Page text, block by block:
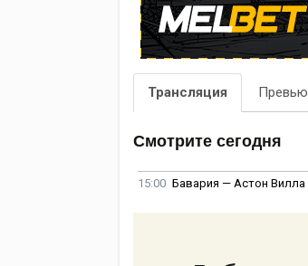
Трансляция Превью
Смотрите сегодня
15:00 Бавария — Астон Вилла